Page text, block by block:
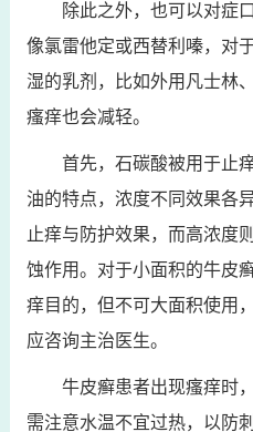
除此之外，也可以对症
像氯雷他定或西替利嗪，对
湿的乳剂，比如外用凡士林
瘙痒也会减轻。
首先，石碳酸被用于止
油的特点，浓度不同效果各
止痒与防护效果，而高浓度
蚀作用。对于小面积的牛皮
痒目的，但不可大面积使用
应咨询主治医生。
牛皮癣患者出现瘙痒时
需注意水温不宜过热，以防